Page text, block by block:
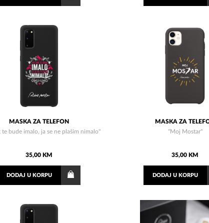
MASKA ZA TELEFON
te bude imalo, ja se ne plašim nimalo"
35,00 KM
DODAJU KORPU
MASKA ZA
"Moj Mostar"
35,00 KM
DODAJ U KORPU